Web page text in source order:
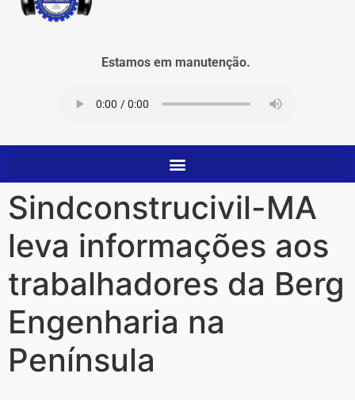
Estamos em manutenção.
Sindconstrucivil-MA
leva informações aos
trabalhadores da Berg
Engenharia na
Península